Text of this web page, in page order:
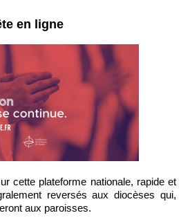
en ligne
cette plateforme nationale, rapide et
reversés aux diocèses qui,
aux paroisses.